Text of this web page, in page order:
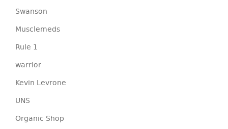
Swanson
Musclemeds
Rule 1
warrior
Kevin Levrone
UNS
Organic Shop